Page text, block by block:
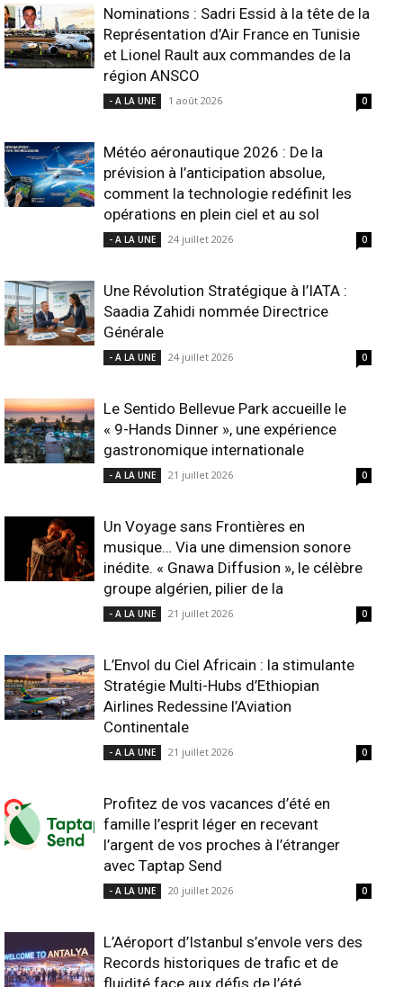
Nominations : Sadri Essid à la tête de la
Représentation d’Air France en Tunisie
et Lionel Rault aux commandes de la
région ANSCO
- A LA UNE 1 août 2026 0
Météo aéronautique 2026 : De la
prévision à l’anticipation absolue,
comment la technologie redéfinit les
opérations en plein ciel et au sol
- A LA UNE 24 juillet 2026 0
Une Révolution Stratégique à l’IATA :
Saadia Zahidi nommée Directrice
Générale
- A LA UNE 24 juillet 2026 0
Le Sentido Bellevue Park accueille le
« 9-Hands Dinner », une expérience
gastronomique internationale
- A LA UNE 21 juillet 2026 0
Un Voyage sans Frontières en
musique… Via une dimension sonore
inédite. « Gnawa Diffusion », le célèbre
groupe algérien, pilier de la
- A LA UNE 21 juillet 2026 0
L’Envol du Ciel Africain : la stimulante
Stratégie Multi-Hubs d’Ethiopian
Airlines Redessine l’Aviation
Continentale
- A LA UNE 21 juillet 2026 0
Profitez de vos vacances d’été en
famille l’esprit léger en recevant
l’argent de vos proches à l’étranger
avec Taptap Send
- A LA UNE 20 juillet 2026 0
L’Aéroport d’Istanbul s’envole vers des
Records historiques de trafic et de
fluidité face aux défis de l’été